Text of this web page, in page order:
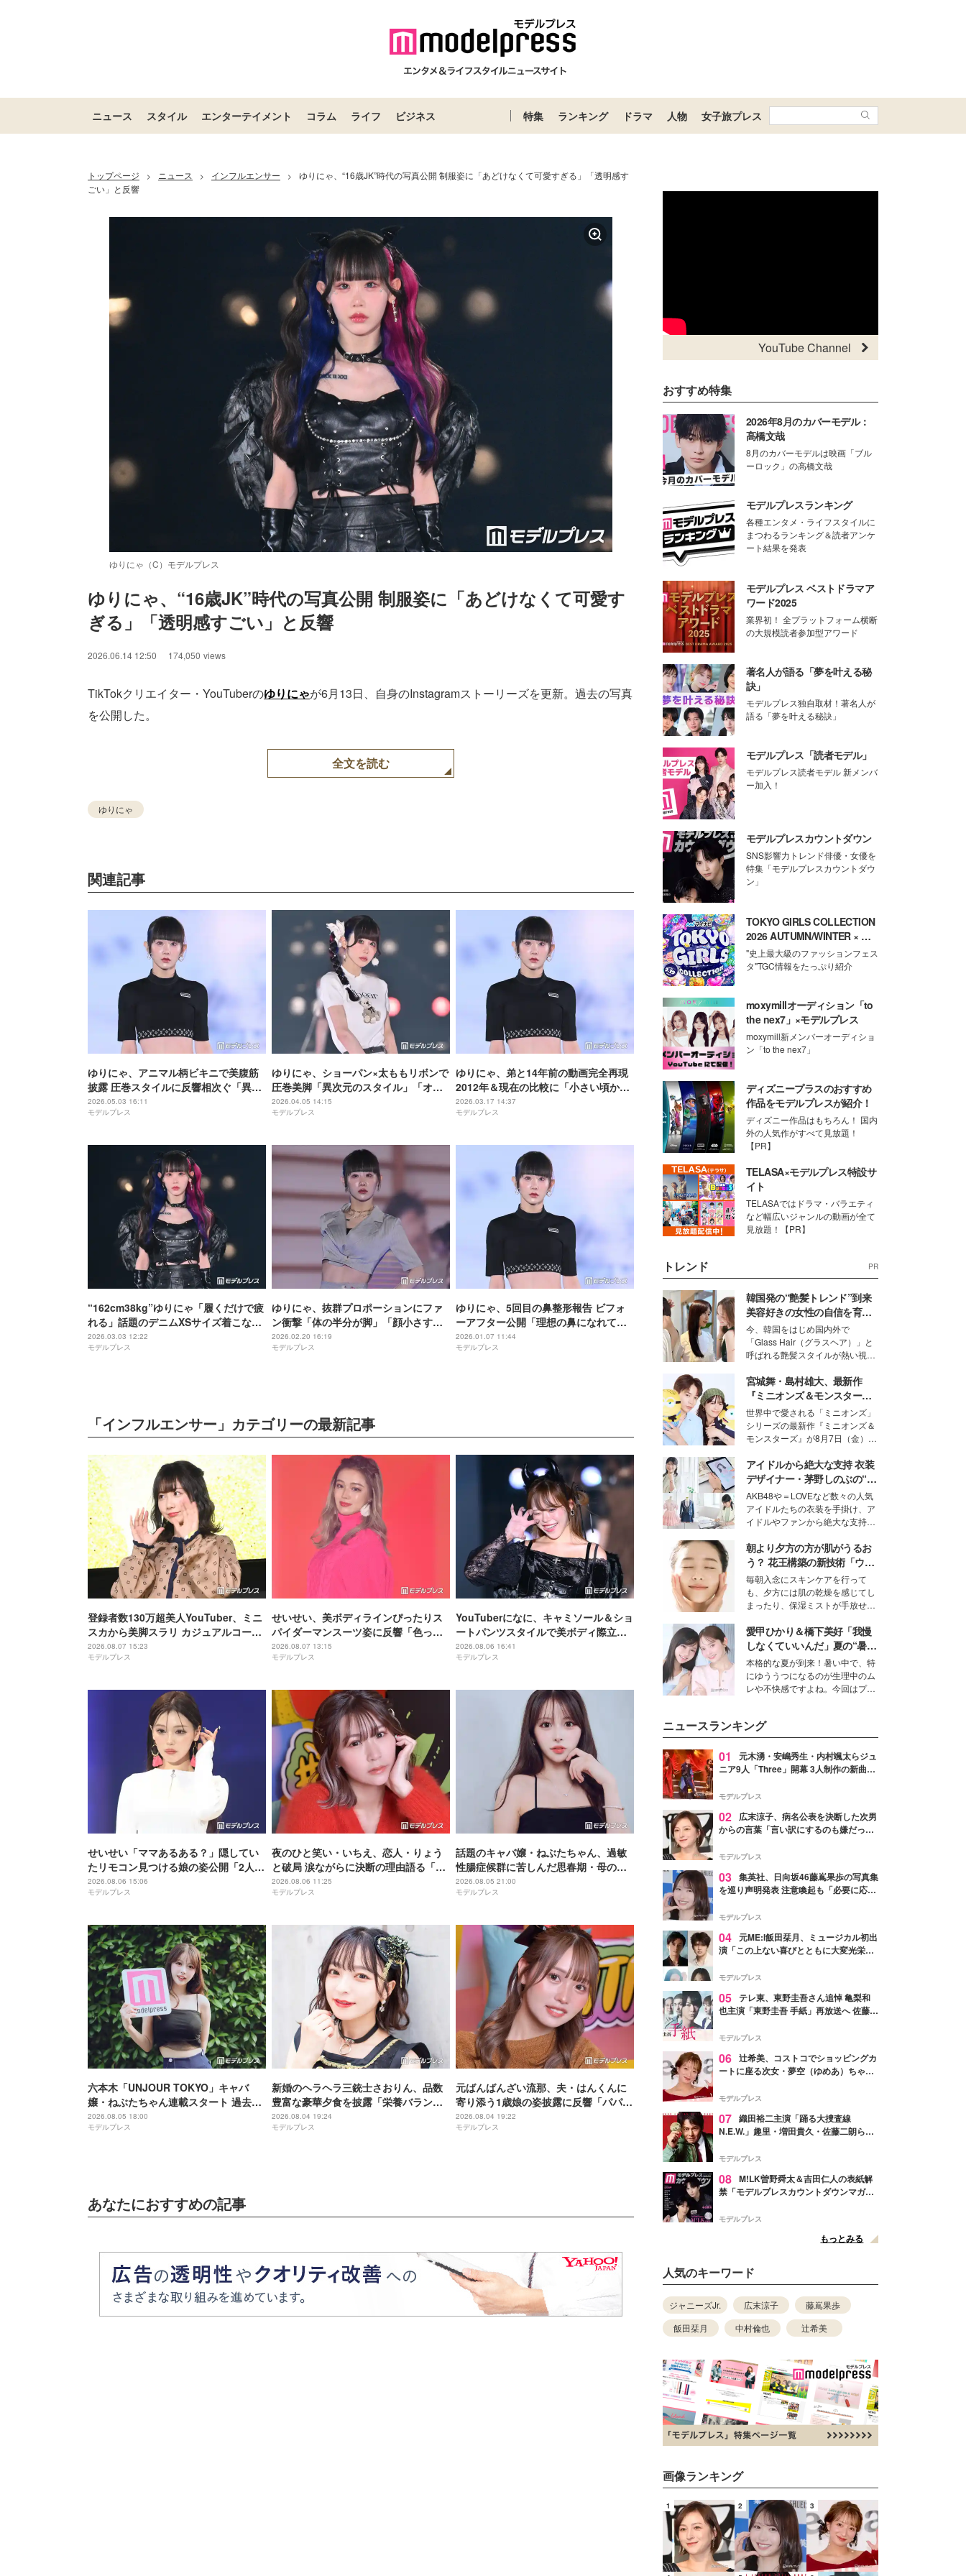
ニュース スタイル エンターテイメント コラム ライフ ビジネス 特集 ランキング ドラマ 人物 女子旅プレス
トップページ > ニュース > インフルエンサー >
ゆりにゃ、“16歳JK”時代の写真公開 制服姿に「あどけなくて可愛すぎる」「透明感す
ごい」と反響
ゆりにゃ（C）モデルプレス
Unmute /
ゆりにゃ、“16歳JK”時代の写真公開 制服姿に「あどけなくて可愛す
ぎる」「透明感すごい」と反響
2026.06.14 12:50 174,050 views
TikTokクリエイター・YouTuberのゆりにゃが6月13日、自身のInstagramストーリーズを更新。過去の写真
を公開した。
全文を読む
ゆりにゃ
関連記事
ゆりにゃ、アニマル柄ビキニで美腹筋
披露 圧巻スタイルに反響相次ぐ「異次
元のスタイル」「努力の賜物」
2026.05.03 16:11
モデルプレス
ゆりにゃ、ショーパン×太ももリボンで
圧巻美脚「異次元のスタイル」「オー
ラすごい」と反響【関コレ2026S/S】
2026.04.05 14:15
モデルプレス
ゆりにゃ、弟と14年前の動画完全再現
2012年＆現在の比較に「小さい頃から
スタイル抜群」「弟くん大きくなって
る」と反響
2026.03.17 14:37
モデルプレス
“162cm38kg”ゆりにゃ「履くだけで疲
れる」話題のデニムXSサイズ着こなす
動画公開「正直で好感度上がった」
「メッセージが胸に響く」の声
2026.03.03 12:22
モデルプレス
ゆりにゃ、抜群プロポーションにファ
ン衝撃「体の半分が脚」「顔小さす
ぎ」
2026.02.20 16:19
モデルプレス
ゆりにゃ、5回目の鼻整形報告 ビフォ
ーアフター公開「理想の鼻になれて大
満足」
2026.01.07 11:44
モデルプレス
「インフルエンサー」カテゴリーの最新記事
登録者数130万超美人YouTuber、ミニ
スカから美脚スラリ カジュアルコーデ
披露に反響「何頭身？」「スタイル良
すぎて見惚れる」
2026.08.07 15:23
モデルプレス
せいせい、美ボディラインぴったりス
パイダーマンスーツ姿に反響「色っぽ
すぎる」「スタイル女神」の声
2026.08.07 13:15
モデルプレス
YouTuberになに、キャミソール＆ショ
ートパンツスタイルで美ボディ際立つ
「脚綺麗で羨ましい」「肩ライン美し
すぎ」
2026.08.06 16:41
モデルプレス
せいせい「ママあるある？」隠してい
たリモコン見つける娘の姿公開「2人と
も可愛い」「ほっこり」の声
2026.08.06 15:06
モデルプレス
夜のひと笑い・いちえ、恋人・りょう
と破局 涙ながらに決断の理由語る「フ
ァンの人とか家族に申し訳ない」2025
年6月に復縁していた
2026.08.06 11:25
モデルプレス
話題のキャバ嬢・ねぶたちゃん、過敏
性腸症候群に苦しんだ思春期・母の蒸
発…“どん底からの脱出劇”「生きるの
って大変」人生変えた言葉とは【イン
2026.08.05 21:00
モデルプレス
六本木「UNJOUR TOKYO」キャバ
嬢・ねぶたちゃん連載スタート 過去の
葛藤・美の秘訣・素顔に迫る
2026.08.05 18:00
モデルプレス
新婚のヘラヘラ三銃士さおりん、品数
豊富な豪華夕食を披露「栄養バランス
ばっちり」「丁寧な食卓憧れる」
2026.08.04 19:24
モデルプレス
元ばんばんざい流那、夫・はんくんに
寄り添う1歳娘の姿披露に反響「パパ好
きなんだね」「可愛くてキュンキュン
しちゃう」
2026.08.04 19:22
モデルプレス
あなたにおすすめの記事
YouTube Channel
おすすめ特集
2026年8月のカバーモデル：
高橋文哉
8月のカバーモデルは映画「ブル
ーロック」の高橋文哉
モデルプレスランキング
各種エンタメ・ライフスタイルに
まつわるランキング＆読者アンケ
ート結果を発表
モデルプレス ベストドラマア
ワード2025
業界初！ 全プラットフォーム横断
の大規模読者参加型アワード
著名人が語る「夢を叶える秘
訣」
モデルプレス独自取材！著名人が
語る「夢を叶える秘訣」
モデルプレス「読者モデル」
モデルプレス読者モデル 新メンバ
ー加入！
モデルプレスカウントダウン
SNS影響力トレンド俳優・女優を
特集「モデルプレスカウントダウ
ン」
TOKYO GIRLS COLLECTION
2026 AUTUMN/WINTER × モ
デルプレス
"史上最大級のファッションフェス
タ"TGC情報をたっぷり紹介
moxymillオーディション「to
the nex7」×モデルプレス
moxymill新メンバーオーディショ
ン「to the nex7」
ディズニープラスのおすすめ
作品をモデルプレスが紹介！
ディズニー作品はもちろん！ 国内
外の人気作がすべて見放題！
【PR】
TELASA×モデルプレス特設サ
イト
TELASAではドラマ・バラエティ
など幅広いジャンルの動画が全て
見放題！【PR】
トレンド PR
韓国発の“艶髪トレンド”到来
美容好きの女性の自信を育む
「ヘアケア事情」って？
今、韓国をはじめ国内外で
「Glass Hair（グラスヘア）」と
呼ばれる艶髪スタイルが熱い視線
ションの完成度を高めるベースと
して、“髪そのものの美しさ”に改
めて注目する人が増えている様
子。今回は、そんな憧れの艶やか
な髪を日常で叶える、美容好きの
女性たちのヘアケア事情を紹介し
ます。
宮城舞・島村雄大、最新作
『ミニオンズ＆モンスター
ズ』の魅力熱弁 ハチャメチャ
だけじゃない“友情と絆”に感
動
世界中で愛される「ミニオンズ」
シリーズの最新作『ミニオンズ＆
モンスターズ』が8月7日（金）に
ニオン好き”という共通点を持つモ
デルの宮城舞と島村雄大の特別対
談をお届け！それぞれの視点か
ら、今作ならではの魅力や予想外
の感動をもたらす奥深いストーリ
ーについて熱く語り合ってもらっ
た。
アイドルから絶大な支持 衣装
デザイナー・茅野しのぶの“可
愛い”を作る美学＜「シチズン
クロスシー」インタビュー＞
AKB48や＝LOVEなど数々の人気
アイドルたちの衣装を手掛け、ア
イドルやファンから絶大な支持を
取締役兼クリエイティブディレク
ター・茅野しのぶ。一人ひとりの
個性に寄り添い、魅力を引き出す
衣装作りは、多くの女性たちに勇
気と自信を与え続けている。
朝より夕方の方が肌がうるお
う？ 花王構築の新技術「ウォ
ーターキャプチャリングスキ
ン（捕水肌）」がスキンケア
の常識を変える予感
毎朝入念にスキンケアを行って
も、夕方には肌の乾燥を感じてし
まったり、保湿ミストが手放せな
な美容の常識を大きく変える可能
性を秘めた、革新的な「Water
Capturing Skin（ウォーターキャ
プチャリングスキン：捕水肌）」
技術を、花王が構築した。
愛甲ひかり＆橋下美好「我慢
しなくていいんだ」夏の“暑さ
対策”の新しい選択肢とは？
本格的な夏が到来！暑い中で、特
にゆううつになるのが生理中のム
レや不快感ですよね。今回はプラ
好さんを迎えて本音で女子会トー
ク。猛暑のお出かけを快適に過ご
すヒントや、2人が感動した夏の
生理の新常識にも迫りました。
ニュースランキング
01
元木湧・安嶋秀生・内村颯太らジュ
ニア9人「Three」開幕 3人制作の新曲＆
進んで夢を掴みたい」【ゲネプロレポ】
モデルプレス
02
広末涼子、病名公表を決断した次男
からの言葉「言い訳にするのも嫌だっ
モデルプレス
03 集英社、日向坂46藤嶌果歩の写真集
を巡り声明発表 注意喚起も「必要に応じ
モデルプレス
04 元ME:I飯田栞月、ミュージカル初出
演「この上ない喜びとともに大変光栄」
ャスト発表
モデルプレス
05 テレ東、東野圭吾さん追悼 亀梨和
也主演「東野圭吾 手紙」再放送へ 佐藤隆
モデルプレス
06 辻希美、コストコでショッピングカ
ートに座る次女・夢空（ゆめあ）ちゃん
ぎ」「成長を感じる」の声
モデルプレス
07 織田裕二主演「踊る大捜査線
N.E.W.」趣里・増田貴久・佐藤二朗ら新
徴する“謎のキーワード”も
モデルプレス
08 M!LK曽野舜太＆吉田仁人の表紙解
禁「モデルプレスカウントダウンマガジ
モデルプレス
もっとみる
人気のキーワード
ジャニーズJr. 広末涼子
藤嶌果歩
飯田栞月
中村倫也 辻希美
画像ランキング
1 2 3